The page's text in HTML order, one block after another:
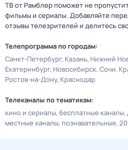
ТВ от Рамблер поможет не
фильмы и сериалы. Добавляйте
отзывы телезрителей и делитесь
Телепрограмма по городам:
Санкт-Петербург Казань Нижний
Екатеринбург Новосибирск Сочи
Ростов-на-Дону Краснодар
Телеканалы по тематикам:
кино и сериалы бесплатные каналы
местные каналы познавательные